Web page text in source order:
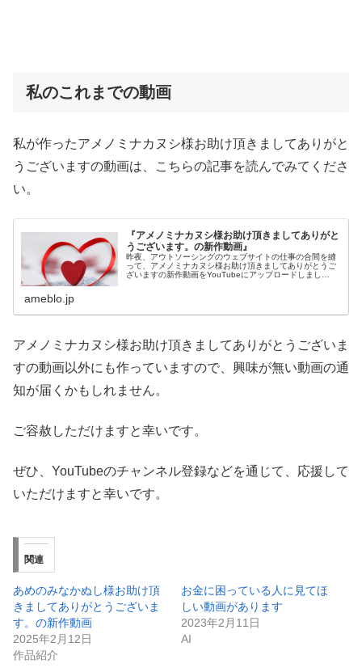
私のこれまでの動画
私が作ったアメノミナカヌシ様お助け頂きましてありがと
うございますの動画は、こちらの記事を読んでみてくださ
い。
『アメノミナカヌシ様お助け頂きましてありがと
うございます。の新作動画』
昨夜、アウトソーシングのウェブサイトの仕事の合間を縫
って、アメノミナカヌシ様お助け頂きましてありがとうご
ざいますの新作動画をYouTubeにアップロードしまし…
ameblo.jp
アメノミナカヌシ様お助け頂きましてありがとうございま
すの動画以外にも作っていますので、興味が無い動画の通
知が届くかもしれません。
ご容赦しただけますと幸いです。
ぜひ、YouTubeのチャンネル登録などを通じて、応援して
いただけますと幸いです。
関連
あめのみなかぬし様お助け頂
きましてありがとうございま
す。の新作動画
2025年2月12日
作品紹介
お金に困っている人に見てほ
しい動画があります
2023年2月11日
AI